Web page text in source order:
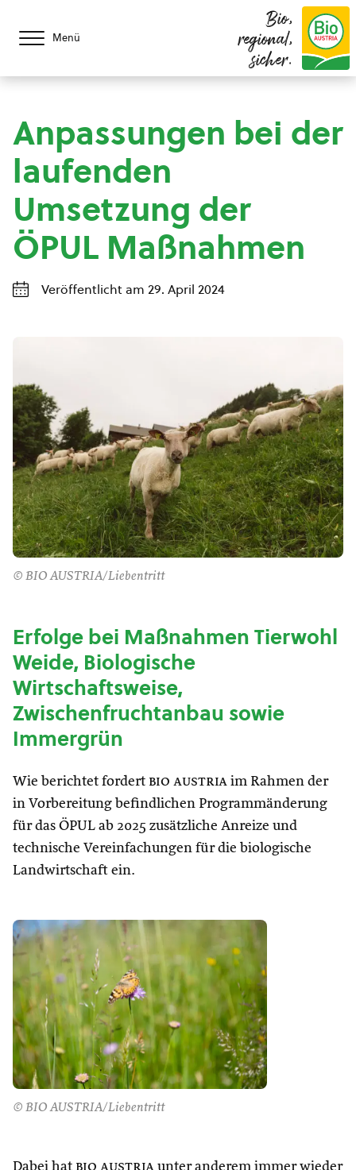
Menü
Bio,
regional,
sicher.
Anpassungen bei der
laufenden
Umsetzung der
ÖPUL Maßnahmen
Veröffentlicht am 29. April 2024
© BIO AUSTRIA/Liebentritt
Erfolge bei Maßnahmen Tierwohl
Weide, Biologische
Wirtschaftsweise,
Zwischenfruchtanbau sowie
Immergrün
Wie berichtet fordert bio austria im Rahmen der
in Vorbereitung befindlichen Programmänderung
für das ÖPUL ab 2025 zusätzliche Anreize und
technische Vereinfachungen für die biologische
Landwirtschaft ein.
© BIO AUSTRIA/Liebentritt
Dabei hat bio austria unter anderem immer wieder